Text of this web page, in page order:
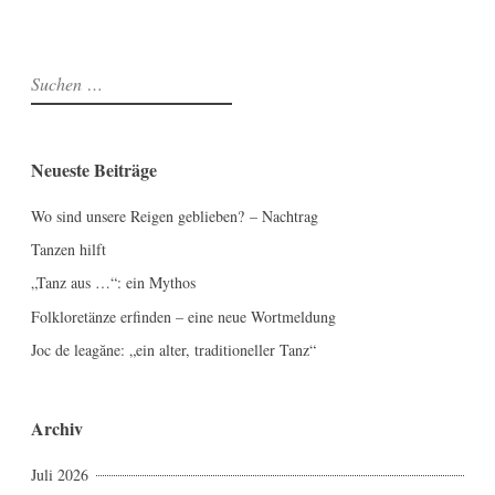
Suchen
nach:
Neueste Beiträge
Wo sind unsere Reigen geblieben? – Nachtrag
Tanzen hilft
„Tanz aus …“: ein Mythos
Folkloretänze erfinden – eine neue Wortmeldung
Joc de leagăne: „ein alter, traditioneller Tanz“
Archiv
Juli 2026